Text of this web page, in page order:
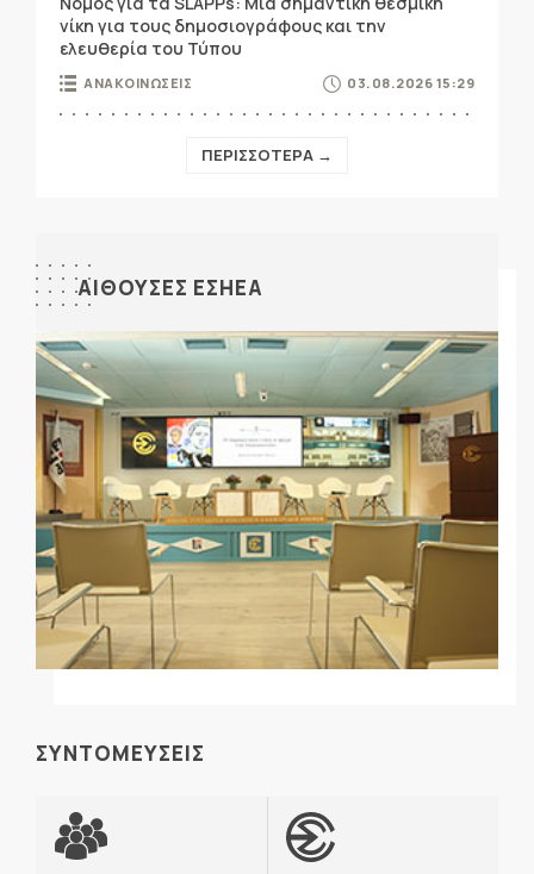
νίκη για τους δημοσιογράφους και την
ελευθερία του Τύπου
ΑΝΑΚΟΙΝΩΣΕΙΣ 03.08.2026 15:29
ΠΕΡΙΣΣΟΤΕΡΑ →
ΑΙΘΟΥΣΕΣ ΕΣΗΕΑ
ΣΥΝΤΟΜΕΥΣΕΙΣ